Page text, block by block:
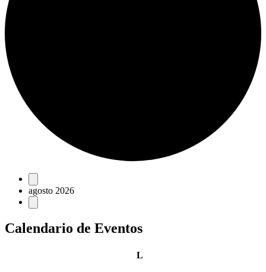
Eventos
agosto 2026
Calendario de Eventos
Llunes